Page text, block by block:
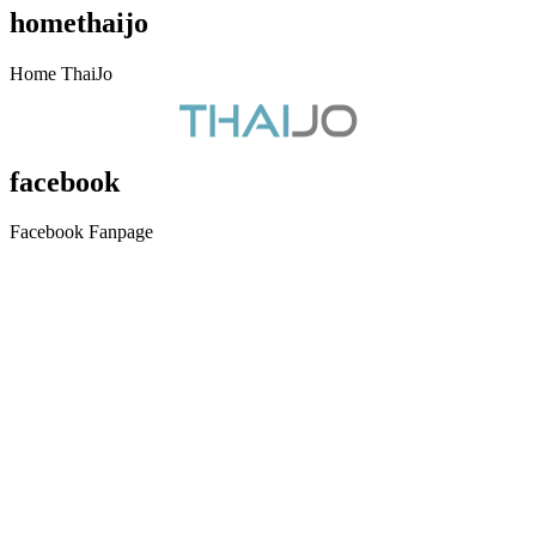
homethaijo
Home ThaiJo
facebook
Facebook Fanpage